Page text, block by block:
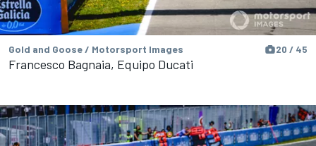
Gold and Goose / Motorsport Images 20 / 45
Francesco Bagnaia, Equipo Ducati